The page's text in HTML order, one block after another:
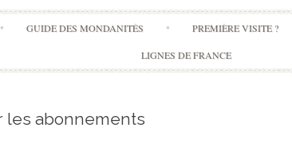
Skip
to
content
GUIDE DES MONDANITÉS PREMIÈRE VISITE ?
LIGNES DE FRANCE
les abonnements